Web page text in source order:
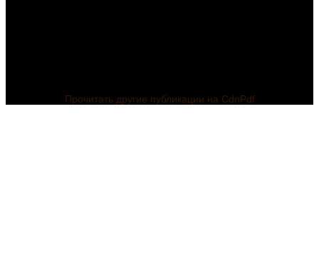
Прочитать другие публикации на CdnPdf